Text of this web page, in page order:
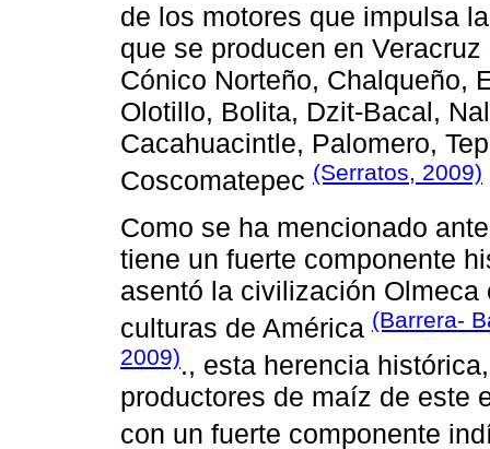
de los motores que impulsa
que se producen en
Cónico Norteño, Chalqueño,
Olotillo, Bolita, Dzit-Bacal,
Cacahuacintle, Palomero,
Coscomatepec (Serratos, 2009)
Como se ha mencionado
tiene un fuerte componente
asentó la civilización
culturas de América (Barrera-
2009)., esta herencia
productores de maíz de este
con un fuerte componente